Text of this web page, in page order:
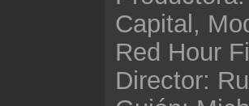
Capital,
Red Hour
Director: